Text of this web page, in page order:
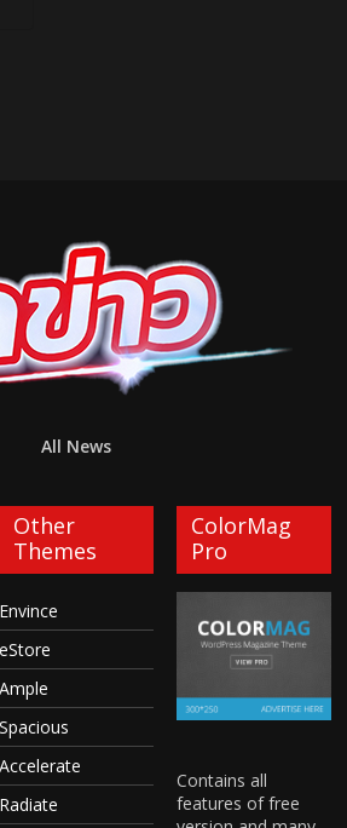
All News
Other
Themes
Envince
eStore
Ample
Spacious
Accelerate
Radiate
ColorMag
Pro
Contains all
features of free